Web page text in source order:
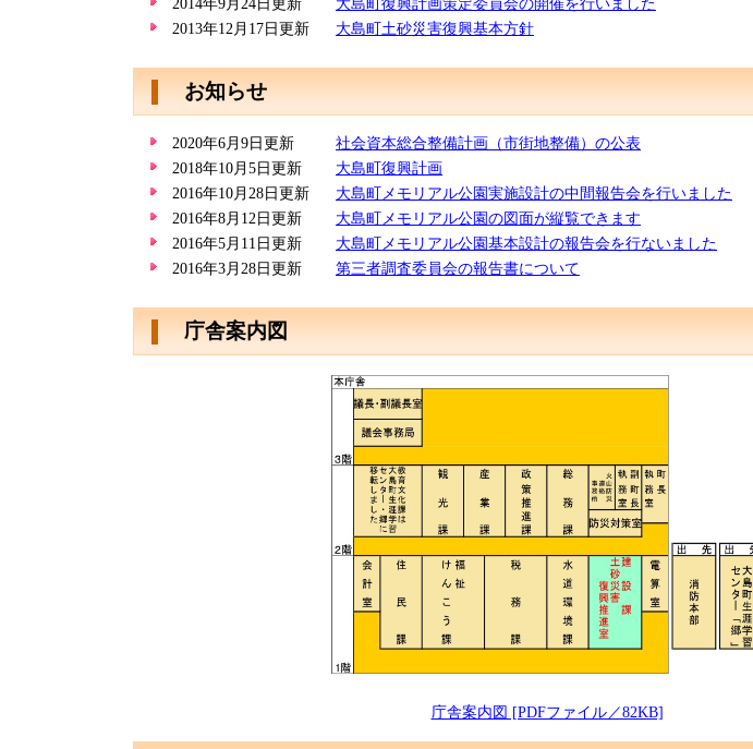
2014年9月24日更新
大島町復興計画策定委員会の開催を行いました
2013年12月17日更新
大島町土砂災害復興基本方針
お知らせ
2020年6月9日更新
社会資本総合整備計画（市街地整備）の公表
2018年10月5日更新
大島町復興計画
2016年10月28日更新
大島町メモリアル公園実施設計の中間報告会を行いました
2016年8月12日更新
大島町メモリアル公園の図面が縦覧できます
2016年5月11日更新
大島町メモリアル公園基本設計の報告会を行ないました
2016年3月28日更新
第三者調査委員会の報告書について
庁舎案内図
庁舎案内図 [PDFファイル／82KB]